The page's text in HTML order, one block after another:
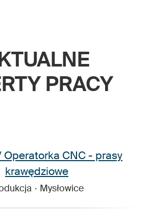
PRACY
Operatorka CNC - prasy
krawędziowe
· Mysłowice